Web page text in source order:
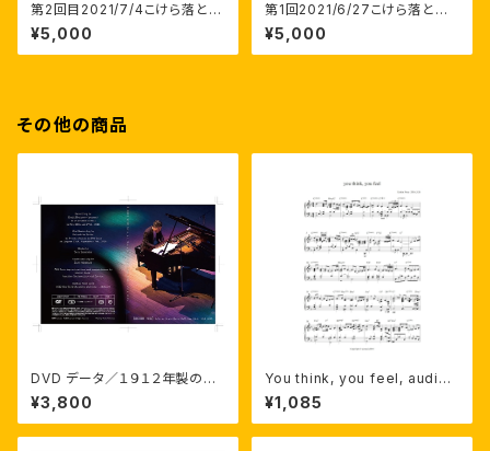
第2回目2021/7/4こけら落とし
コンサート生配信＋後でも見え
る映像。
¥5,000
第1回2021/6/27こけら落とし
コンサート生配信+後でも見える
映像
¥5,000
その他の商品
DVD データ／１９１２年製のニ
ューヨークスタインウェイで弾い
たソロピアノ
¥3,800
You think, you feel, audio+
music sheet
¥1,085